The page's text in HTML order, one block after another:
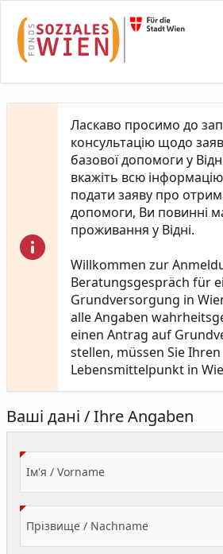
Ласкаво просимо до
консультацію щодо
базової допомоги у
вкажіть всю
подати заяву про
допомоги, Ви повинні
проживання у Відні.
Willkommen zur
Beratungsgespräch für
Grundversorgung in
alle Angaben
einen Antrag auf
stellen, müssen Sie Ihren
Lebensmittelpunkt in
Ваші дані / Ihre Angaben
Ім'я / Vorname(Value Required)
Прізвище / Nachname(Value